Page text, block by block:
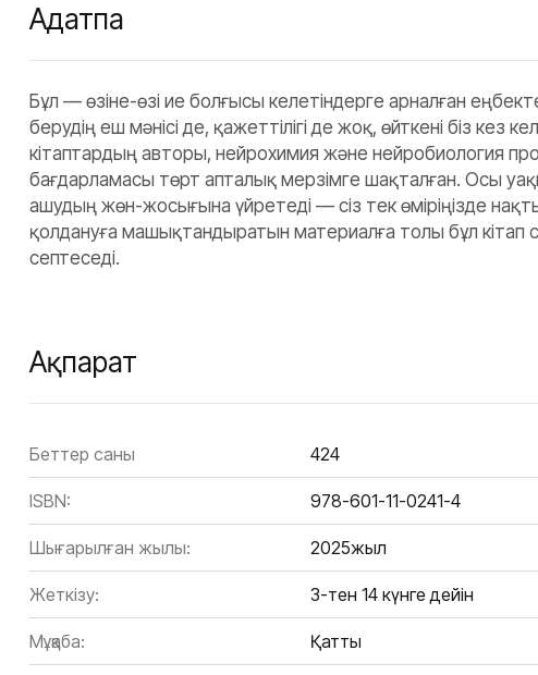
Аңдатпа
Бұл — өзіне-өзі ие болғысы келетіндерге арналған
берудің еш мәнісі де, қажеттілігі де жоқ, өйткені біз
кітаптардың авторы, нейрохимия және нейробиология
бағдарламасы төрт апталық мерзімге шақталған. Осы
ашудың жөн-жосығына үйретеді — сіз тек өміріңізде нақты
қолдануға машықтандыратын материалға толы бұл кітап
септеседі.
Ақпарат
Беттер саны 424
ISBN: 978-601-11-0241-4
Шығарылған жылы: 2025жыл
Жеткізу: 3-тен 14 күнге дейін
Мұқаба: Қатты